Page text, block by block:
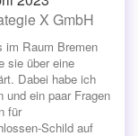
X GmbH
im Raum Bremen
sie über eine
Dabei habe ich
und ein paar Fragen
für
Schild auf